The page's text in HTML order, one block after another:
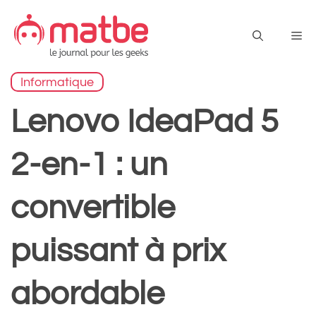
contenu
Informatique
Lenovo IdeaPad 5
2-en-1 : un
convertible
puissant à prix
abordable